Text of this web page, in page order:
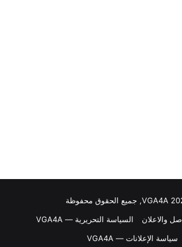
والاعلان
السياسة التحريرية — VGA4A
سياسة الإعلانات — VGA4A